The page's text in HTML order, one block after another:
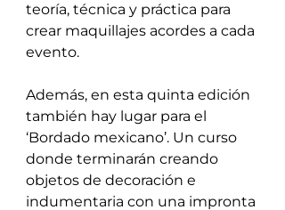
teoría, técnica y práctica para
crear maquillajes acordes a cada
evento.
Además, en esta quinta edición
también hay lugar para el
‘Bordado mexicano’. Un curso
donde terminarán creando
objetos de decoración e
indumentaria con una impronta